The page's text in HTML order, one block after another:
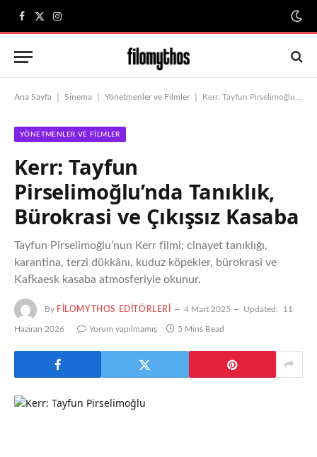
Facebook
X
(Twitter)
Instagram
Ana Sayfa Sinema Yönetmenler ve Filmler Kerr: Tayfun Pirselimoğlu’nda Tanıklık, Bürokrasi ve Çıkışsız Kasaba
YÖNETMENLER VE FILMLER
Kerr: Tayfun
Pirselimoğlu’nda Tanıklık,
Bürokrasi ve Çıkışsız Kasaba
Tayfun Pirselimoğlu’nun Kerr filmi; cinayet tanıklığı,
karantina, terzi dükkânı, kuduz köpekler, bürokrasi ve
Kafkaesk kasaba atmosferiyle okunur.
By FILOMYTHOS EDITÖRLERI 4 Mart 2025 Updated: 11
Haziran 2026 Yorum yapılmamış 5 Mins Read